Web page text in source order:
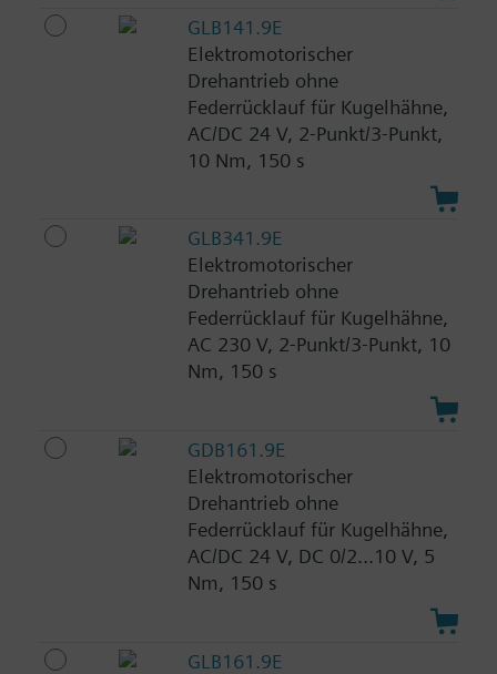
GLB141.9E
Elektromotorischer
Drehantrieb ohne
Federrücklauf für Kugelhähne,
AC/DC 24 V, 2-Punkt/3-Punkt,
10 Nm, 150 s
GLB341.9E
Elektromotorischer
Drehantrieb ohne
Federrücklauf für Kugelhähne,
AC 230 V, 2-Punkt/3-Punkt, 10
Nm, 150 s
GDB161.9E
Elektromotorischer
Drehantrieb ohne
Federrücklauf für Kugelhähne,
AC/DC 24 V, DC 0/2...10 V, 5
Nm, 150 s
GLB161.9E